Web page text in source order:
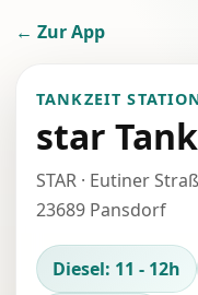
← Zur App
TANKZEIT
star
STAR · Eutiner
23689 Pansdorf
Diesel: 11 - 12h